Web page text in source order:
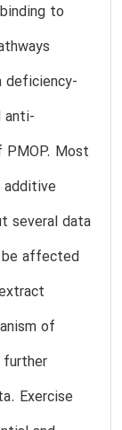
to
deficiency-
anti-
Most
several data
be affected
of
Exercise